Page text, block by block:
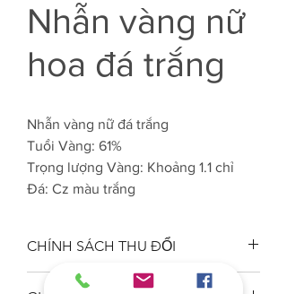
Nhẫn vàng nữ
hoa đá trắng
Nhẫn vàng nữ đá trắng
Tuổi Vàng: 61%
Trọng lượng Vàng: Khoảng 1.1 chỉ
Đá: Cz màu trắng
CHÍNH SÁCH THU ĐỔI
Công ty VJC 610 đảm bảo chất